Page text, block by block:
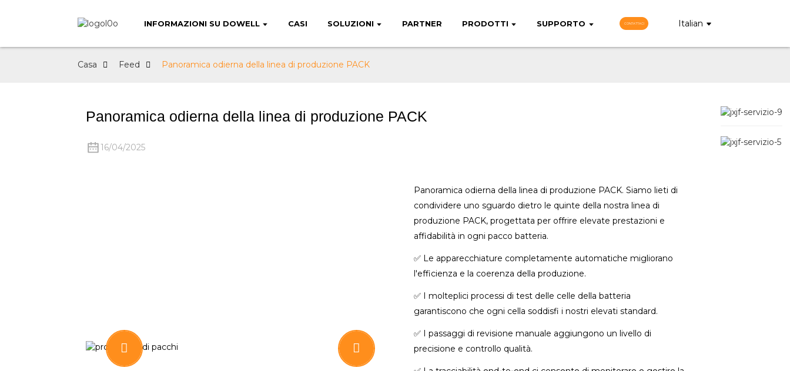
INFORMAZIONI SU DOWELL CASI SOLUZIONI PARTNER PRODOTTI SUPPORTO CONTATTACI Italian
Casa Feed Panoramica odierna della linea di produzione PACK
Panoramica odierna della linea di produzione PACK
16/04/2025
Panoramica odierna della linea di produzione PACK. Siamo lieti di
condividere uno sguardo dietro le quinte della nostra linea di
produzione PACK, progettata per offrire elevate prestazioni e
affidabilità in ogni pacco batteria.
✅ Le apparecchiature completamente automatiche migliorano
l'efficienza e la coerenza della produzione.
✅ I molteplici processi di test delle celle della batteria
garantiscono che ogni cella soddisfi i nostri elevati standard.
✅ I passaggi di revisione manuale aggiungono un livello di
precisione e controllo qualità.